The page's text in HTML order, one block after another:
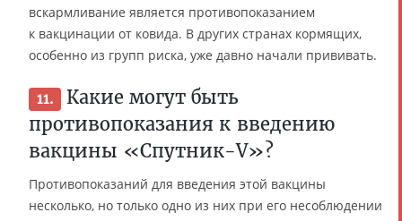
вскармливание является противопоказанием
к вакцинации от ковида. В других странах кормящих,
особенно из групп риска, уже давно начали прививать.
11.
Какие могут быть
противопоказания к введению
вакцины «Спутник-V»?
Противопоказаний для введения этой вакцины
несколько, но только одно из них при его несоблюдении